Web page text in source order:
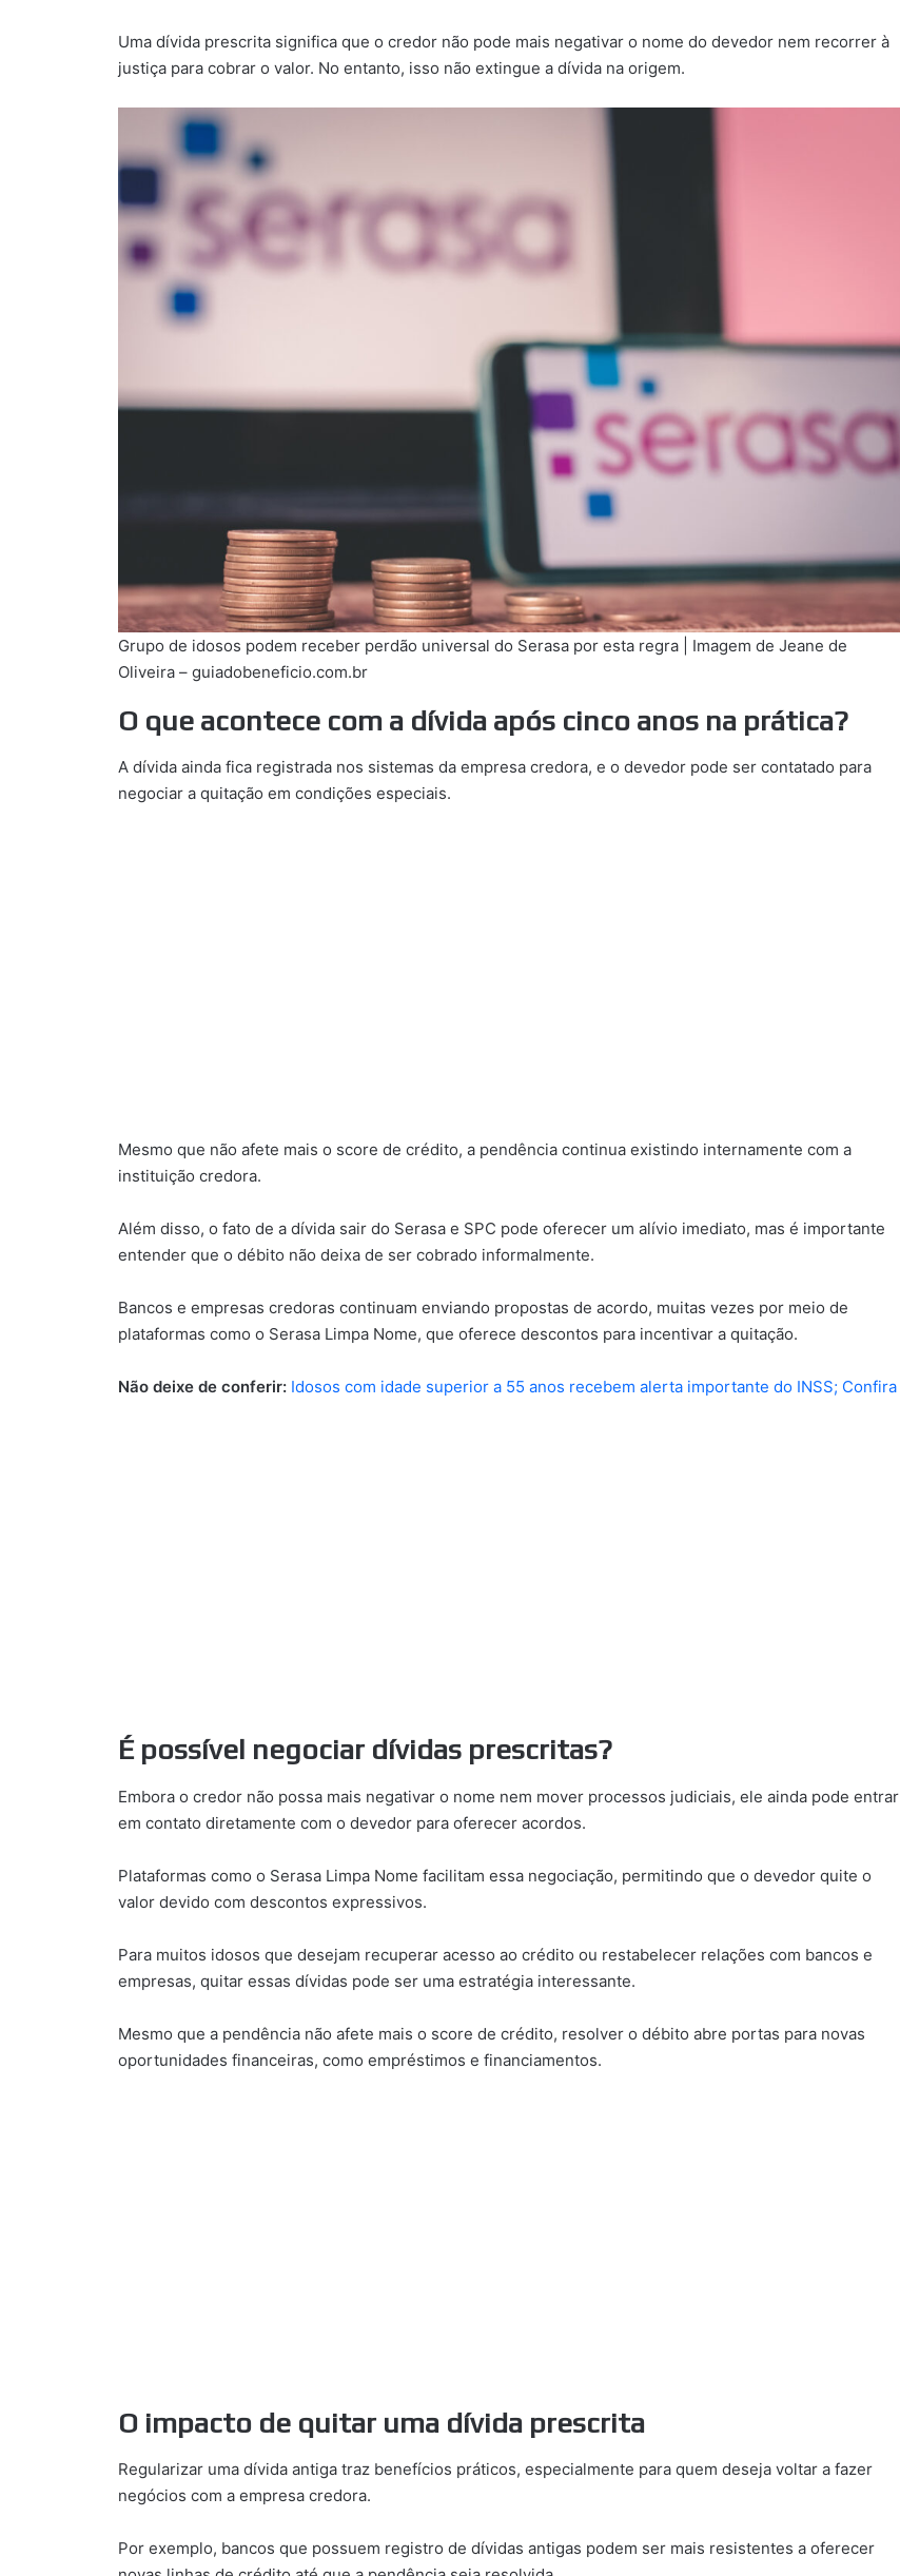
Uma dívida prescrita significa que o credor não pode mais negativar o nome do devedor nem recorrer à
justiça para cobrar o valor. No entanto, isso não extingue a dívida na origem.
Grupo de idosos podem receber perdão universal do Serasa por esta regra | Imagem de Jeane de
Oliveira – guiadobeneficio.com.br
O que acontece com a dívida após cinco anos na prática?
A dívida ainda fica registrada nos sistemas da empresa credora, e o devedor pode ser contatado para
negociar a quitação em condições especiais.
Mesmo que não afete mais o score de crédito, a pendência continua existindo internamente com a
instituição credora.
Além disso, o fato de a dívida sair do Serasa e SPC pode oferecer um alívio imediato, mas é importante
entender que o débito não deixa de ser cobrado informalmente.
Bancos e empresas credoras continuam enviando propostas de acordo, muitas vezes por meio de
plataformas como o Serasa Limpa Nome, que oferece descontos para incentivar a quitação.
Não deixe de conferir: Idosos com idade superior a 55 anos recebem alerta importante do INSS; Confira
É possível negociar dívidas prescritas?
Embora o credor não possa mais negativar o nome nem mover processos judiciais, ele ainda pode entrar
em contato diretamente com o devedor para oferecer acordos.
Plataformas como o Serasa Limpa Nome facilitam essa negociação, permitindo que o devedor quite o
valor devido com descontos expressivos.
Para muitos idosos que desejam recuperar acesso ao crédito ou restabelecer relações com bancos e
empresas, quitar essas dívidas pode ser uma estratégia interessante.
Mesmo que a pendência não afete mais o score de crédito, resolver o débito abre portas para novas
oportunidades financeiras, como empréstimos e financiamentos.
O impacto de quitar uma dívida prescrita
Regularizar uma dívida antiga traz benefícios práticos, especialmente para quem deseja voltar a fazer
negócios com a empresa credora.
Por exemplo, bancos que possuem registro de dívidas antigas podem ser mais resistentes a oferecer